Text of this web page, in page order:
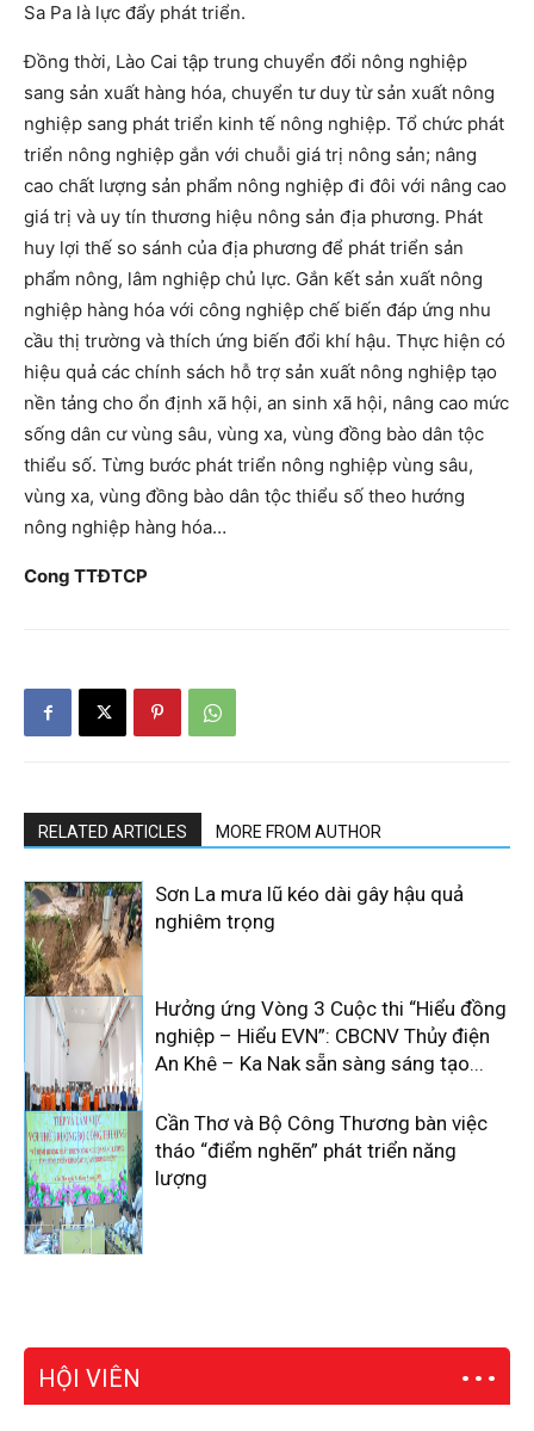
Sa Pa là lực đẩy phát triển.
Đồng thời, Lào Cai tập trung chuyển đổi nông nghiệp
sang sản xuất hàng hóa, chuyển tư duy từ sản xuất nông
nghiệp sang phát triển kinh tế nông nghiệp. Tổ chức phát
triển nông nghiệp gắn với chuỗi giá trị nông sản; nâng
cao chất lượng sản phẩm nông nghiệp đi đôi với nâng cao
giá trị và uy tín thương hiệu nông sản địa phương. Phát
huy lợi thế so sánh của địa phương để phát triển sản
phẩm nông, lâm nghiệp chủ lực. Gắn kết sản xuất nông
nghiệp hàng hóa với công nghiệp chế biến đáp ứng nhu
cầu thị trường và thích ứng biến đổi khí hậu. Thực hiện có
hiệu quả các chính sách hỗ trợ sản xuất nông nghiệp tạo
nền tảng cho ổn định xã hội, an sinh xã hội, nâng cao mức
sống dân cư vùng sâu, vùng xa, vùng đồng bào dân tộc
thiểu số. Từng bước phát triển nông nghiệp vùng sâu,
vùng xa, vùng đồng bào dân tộc thiểu số theo hướng
nông nghiệp hàng hóa…
Cong TTĐTCP
RELATED ARTICLES MORE FROM AUTHOR
Sơn La mưa lũ kéo dài gây hậu quả
nghiêm trọng
Hưởng ứng Vòng 3 Cuộc thi “Hiểu đồng
nghiệp – Hiểu EVN”: CBCNV Thủy điện
An Khê – Ka Nak sẵn sàng sáng tạo...
Cần Thơ và Bộ Công Thương bàn việc
tháo “điểm nghẽn” phát triển năng
lượng
HỘI VIÊN